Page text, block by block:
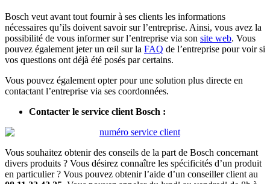
Bosch veut avant tout fournir à ses clients les informations
nécessaires qu’ils doivent savoir sur l’entreprise. Ainsi, vous avez la
possibilité de vous informer sur l’entreprise via son site web. Vous
pouvez également jeter un œil sur la FAQ de l’entreprise pour voir si
vos questions ont déjà été posés par certains.
Vous pouvez également opter pour une solution plus directe en
contactant l’entreprise via ses coordonnées.
Contacter le service client Bosch :
Vous souhaitez obtenir des conseils de la part de Bosch concernant
divers produits ? Vous désirez connaître les spécificités d’un produit
en particulier ? Vous pouvez obtenir l’aide d’un conseiller client au